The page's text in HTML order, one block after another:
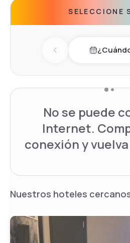
SELECCIONE
Previous day
No se puede
Internet.
conexión y
Nuestros hoteles